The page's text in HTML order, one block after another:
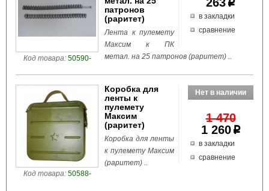
p
в закладки
сравнение
Код товара:50590-
патронов
(раритет)
Лента к пулемету
Максим к ПК
метал. на 25 патронов (раритет) ..
1 470
1 260p
в закладки
сравнение
Код товара:50588-
Коробка для
ленты к
пулемету
Максим
(раритет)
Коробка для ленты
к пулемету Максим
(раритет) ..